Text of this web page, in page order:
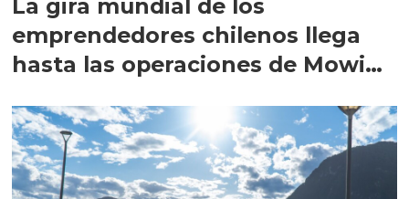
La gira mundial de los
emprendedores chilenos llega
hasta las operaciones de Mowi